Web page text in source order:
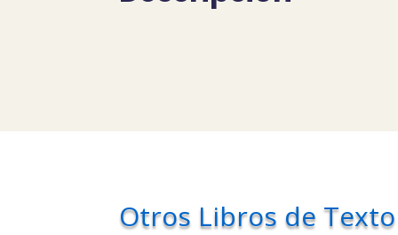
Otros Libros de Texto